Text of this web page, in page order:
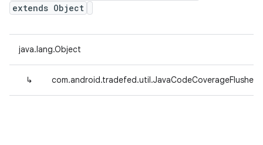
extends Object
java.lang.Object
↳ com.android.tradefed.util.JavaCodeCoverageFlusher